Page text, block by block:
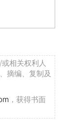
相关权利人
摘编、复制及
，获得书面